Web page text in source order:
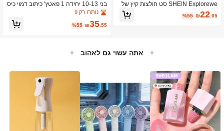
SHEIN Explorewe סט חולצות קיץ של
מותג קז'ואל Tween Boy & מכנסיים קצר
ים עם רצועות רופפות, משוחרר ונוח לפנא
₪22.05
%55
בני 10-13 יחידה 1 פאטץ' כיתוב דמוי כיס
ים ברדס & יחידה 1 סרבל אוברול
נותרו רק 9
₪35.55
%55
אתה עשוי גם לאהוב